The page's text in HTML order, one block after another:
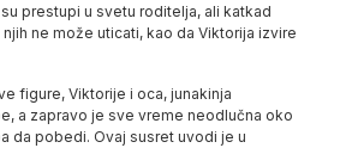
prestupi u svetu roditelja, ali katkad
ne može uticati, kao da Viktorija izvire
figure, Viktorije i oca, junakinja
a zapravo je sve vreme neodlučna oko
da pobedi. Ovaj susret uvodi je u